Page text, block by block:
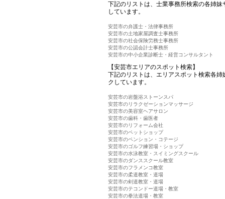
下記のリストは、士業事務所検索の各姉
しています。
安芸市の弁護士・法律事務所
安芸市の土地家屋調査士事務所
安芸市の社会保険労務士事務所
安芸市の公認会計士事務所
安芸市の中小企業診断士・経営コンサルタント
【安芸市エリアのスポット検索】
下記のリストは、エリアスポット検索各
クしています。
安芸市の岩盤浴ストーンスパ
安芸市のリラクゼーションマッサージ
安芸市の美容室ヘアサロン
安芸市の歯科・歯医者
安芸市のリフォーム会社
安芸市のペットショップ
安芸市のペンション・コテージ
安芸市のゴルフ練習場・ショップ
安芸市の水泳教室・スイミングスクール
安芸市のダンススクール教室
安芸市のフラメンコ教室
安芸市の柔道教室・道場
安芸市の剣道教室・道場
安芸市のテコンドー道場・教室
安芸市の拳法道場・教室